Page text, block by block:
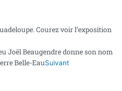
Courez voir l’exposition
Joël Beaugendre donne son nom
Belle-EauSuivant